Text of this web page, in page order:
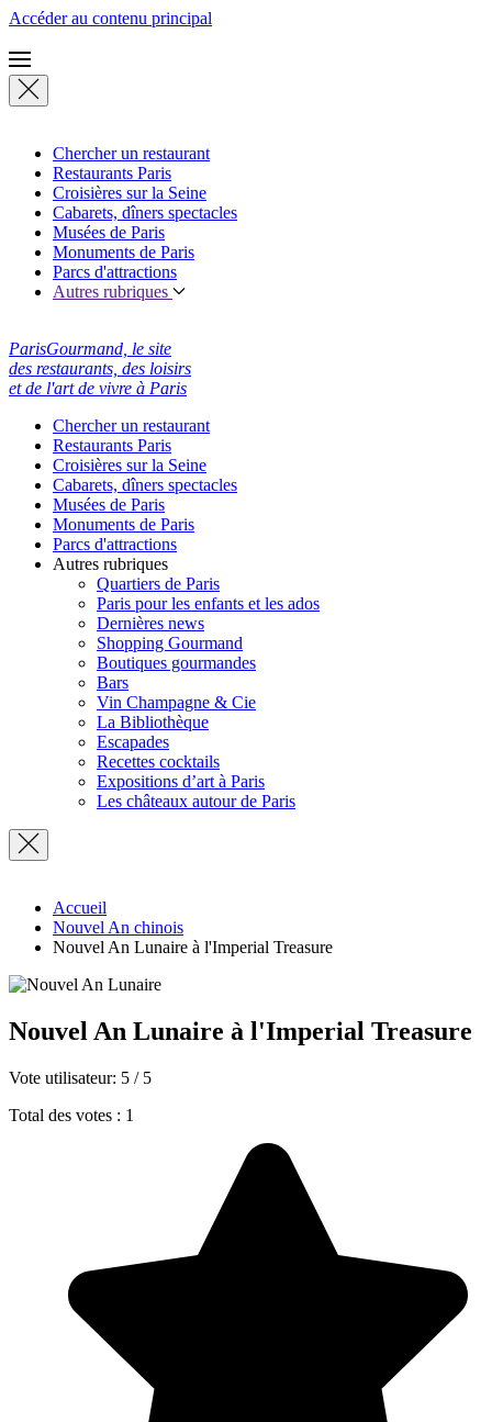
Accéder au contenu principal
Chercher un restaurant
Restaurants Paris
Croisières sur la Seine
Cabarets, dîners spectacles
Musées de Paris
Monuments de Paris
Parcs d'attractions
Autres rubriques
ParisGourmand, le site
des restaurants, des loisirs
et de l'art de vivre à Paris
Chercher un restaurant
Restaurants Paris
Croisières sur la Seine
Cabarets, dîners spectacles
Musées de Paris
Monuments de Paris
Parcs d'attractions
Autres rubriques
Quartiers de Paris
Paris pour les enfants et les ados
Dernières news
Shopping Gourmand
Boutiques gourmandes
Bars
Vin Champagne & Cie
La Bibliothèque
Escapades
Recettes cocktails
Expositions d’art à Paris
Les châteaux autour de Paris
Accueil
Nouvel An chinois
Nouvel An Lunaire à l'Imperial Treasure
Nouvel An Lunaire à l'Imperial Treasure
Vote utilisateur: 5 / 5
Total des votes : 1